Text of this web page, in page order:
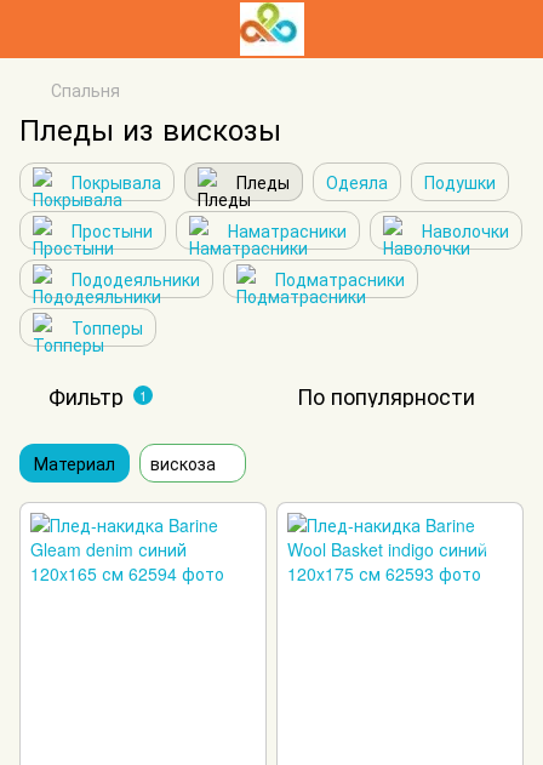
Спальня
Пледы из вискозы
Покрывала Пледы Одеяла
Подушки
Простыни
Наматрасники
Наволочки
Пододеяльники
Подматрасники
Топперы
Фильтр 1 По популярности
Материал вискоза